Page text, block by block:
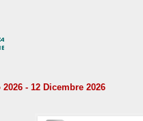
- 12 Dicembre 2026